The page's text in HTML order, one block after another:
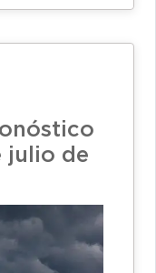
julio de